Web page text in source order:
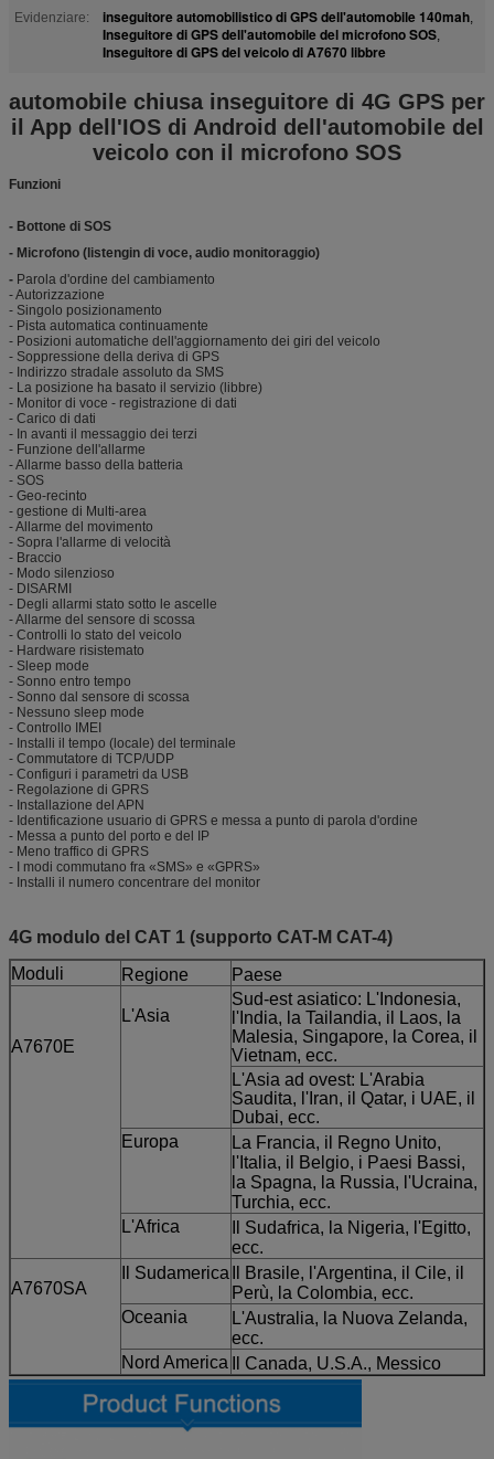
Evidenziare: inseguitore automobilistico di GPS dell'automobile 140mah,
Inseguitore di GPS dell'automobile del microfono SOS,
Inseguitore di GPS del veicolo di A7670 libbre
automobile chiusa inseguitore di 4G GPS per
il App dell'IOS di Android dell'automobile del
veicolo con il microfono SOS
Funzioni
- Bottone di SOS
- Microfono (listengin di voce, audio monitoraggio)
- Parola d'ordine del cambiamento
- Autorizzazione
- Singolo posizionamento
- Pista automatica continuamente
- Posizioni automatiche dell'aggiornamento dei giri del veicolo
- Soppressione della deriva di GPS
- Indirizzo stradale assoluto da SMS
- La posizione ha basato il servizio (libbre)
- Monitor di voce - registrazione di dati
- Carico di dati
- In avanti il messaggio dei terzi
- Funzione dell'allarme
- Allarme basso della batteria
- SOS
- Geo-recinto
- gestione di Multi-area
- Allarme del movimento
- Sopra l'allarme di velocità
- Braccio
- Modo silenzioso
- DISARMI
- Degli allarmi stato sotto le ascelle
- Allarme del sensore di scossa
- Controlli lo stato del veicolo
- Hardware risistemato
- Sleep mode
- Sonno entro tempo
- Sonno dal sensore di scossa
- Nessuno sleep mode
- Controllo IMEI
- Installi il tempo (locale) del terminale
- Commutatore di TCP/UDP
- Configuri i parametri da USB
- Regolazione di GPRS
- Installazione del APN
- Identificazione usuario di GPRS e messa a punto di parola d'ordine
- Messa a punto del porto e del IP
- Meno traffico di GPRS
- I modi commutano fra «SMS» e «GPRS»
- Installi il numero concentrare del monitor
4G modulo del CAT 1 (supporto CAT-M CAT-4)
Moduli
Regione Paese
A7670E
L'Asia
Sud-est asiatico: L'Indonesia,
l'India, la Tailandia, il Laos, la
Malesia, Singapore, la Corea, il
Vietnam, ecc.
L'Asia ad ovest: L'Arabia
Saudita, l'Iran, il Qatar, i UAE, il
Dubai, ecc.
Europa
La Francia, il Regno Unito,
l'Italia, il Belgio, i Paesi Bassi,
la Spagna, la Russia, l'Ucraina,
Turchia, ecc.
L'Africa
Il Sudafrica, la Nigeria, l'Egitto,
ecc.
A7670SA
Il Sudamerica
Il Brasile, l'Argentina, il Cile, il
Perù, la Colombia, ecc.
Oceania
L'Australia, la Nuova Zelanda,
ecc.
Nord America
Il Canada, U.S.A., Messico